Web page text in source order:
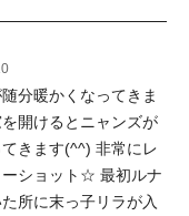
分暖かくなってきま
を開けるとニャンズが
きます(^^) 非常にレ
ーショット☆ 最初ルナ
た所に末っ子リラが入